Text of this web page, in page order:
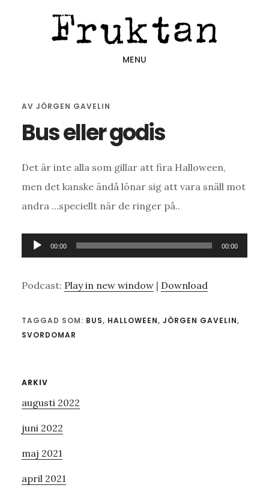
MENU
AV JÖRGEN GAVELIN
Bus eller godis
Det är inte alla som gillar att fira Halloween,
men det kanske ändå lönar sig att vara snäll mot
andra …speciellt när de ringer på..
Ljudspelare
00:00 00:00
Podcast: Play in new window| Download
TAGGAD SOM: BUS, HALLOWEEN, JÖRGEN GAVELIN,
SVORDOMAR
Primärt
sidofält
ARKIV
augusti 2022
juni 2022
maj 2021
april 2021